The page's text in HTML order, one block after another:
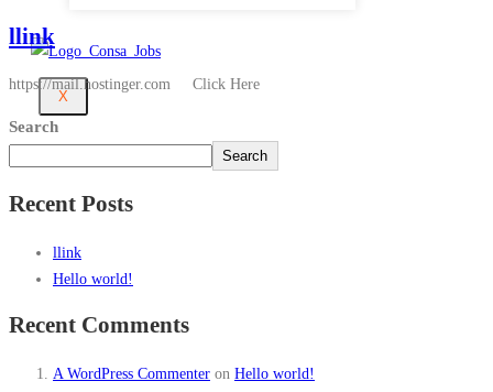
X
llink
https://mail.hostinger.com Click Here
Search
Search
Recent Posts
llink
Hello world!
Recent Comments
A WordPress Commenter on Hello world!